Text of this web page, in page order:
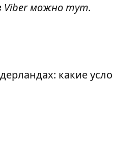
Viber можнотут.
какие